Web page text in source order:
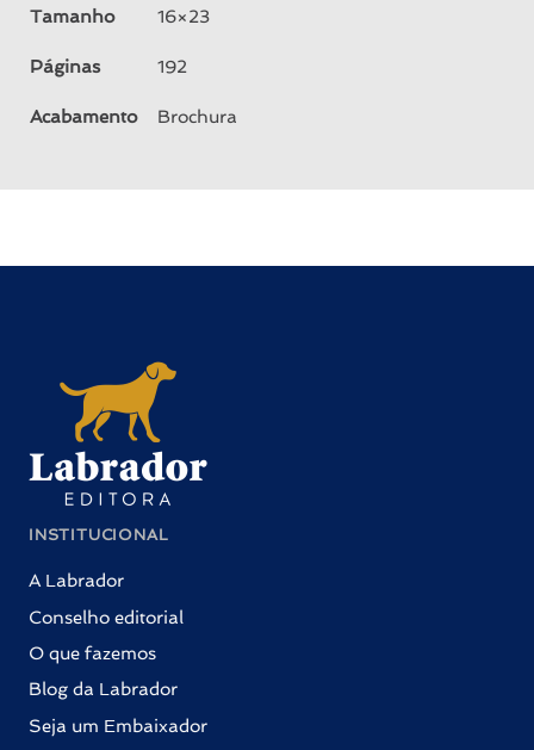
Tamanho 16×23
Páginas 192
Acabamento Brochura
INSTITUCIONAL
A Labrador
Conselho editorial
O que fazemos
Blog da Labrador
Seja um Embaixador